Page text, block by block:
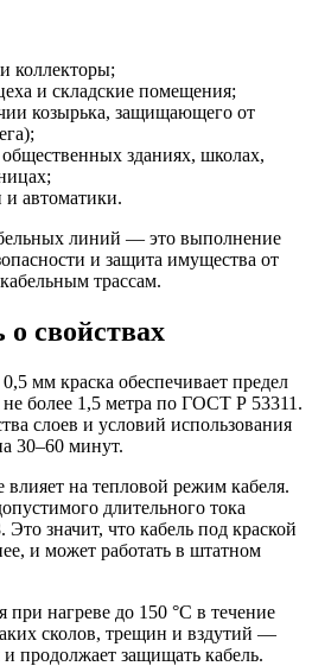
коллекторы;
и складские помещения;
козырька, защищающего от
зданиях, школах,
и автоматики.
линий — это выполнение
и защита имущества от
трассам.
свойствах
мм краска обеспечивает предел
не более 1,5 метра по ГОСТ Р 53311.
слоев и условий использования
30–60 минут.
на тепловой режим кабеля.
длительного тока
значит, что кабель под краской
и может работать в штатном
нагреве до 150 °С в течение
сколов, трещин и вздутий —
продолжает защищать кабель.